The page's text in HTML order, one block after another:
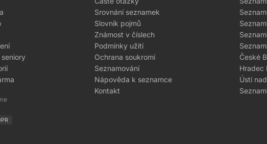
Srovnání seznamek
Slovník pojmů
Známost v číslech
Podmínky užití
Ochrana soukromí
Seznamování
Nápověda k seznamce
Kontakt
České
Hradec
Ústí